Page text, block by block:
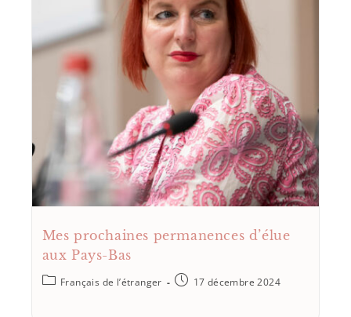
Mes prochaines permanences d’élue
aux Pays-Bas
Français de l’étranger 17 décembre 2024